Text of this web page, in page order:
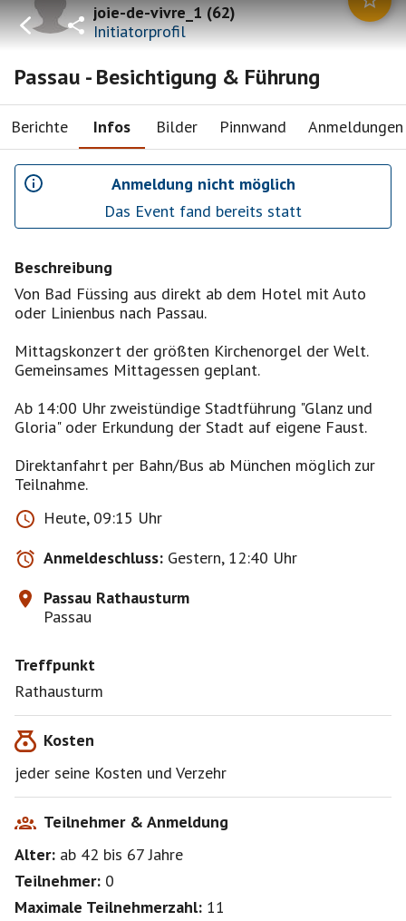
joie-de-vivre_1(62)
Initiatorprofil
Passau - Besichtigung & Führung
Berichte Infos Bilder Pinnwand Anmeldungen
Anmeldung nicht möglich
Das Event fand bereits statt
Beschreibung
Von Bad Füssing aus direkt ab dem Hotel mit Auto
oder Linienbus nach Passau.
Mittagskonzert der größten Kirchenorgel der Welt.
Gemeinsames Mittagessen geplant.
Ab 14:00 Uhr zweistündige Stadtführung "Glanz und
Gloria" oder Erkundung der Stadt auf eigene Faust.
Direktanfahrt per Bahn/Bus ab München möglich zur
Teilnahme.
Heute, 09:15 Uhr
Anmeldeschluss: Gestern, 12:40 Uhr
Passau Rathausturm
Passau
Treffpunkt
Rathausturm
Kosten
jeder seine Kosten und Verzehr
Teilnehmer & Anmeldung
Alter: ab 42 bis 67Jahre
Teilnehmer: 0
Maximale Teilnehmerzahl: 11